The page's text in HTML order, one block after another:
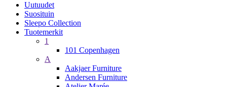
Uutuudet
Suosituin
Sleepo Collection
Tuotemerkit
1
101 Copenhagen
A
Aakjaer Furniture
Andersen Furniture